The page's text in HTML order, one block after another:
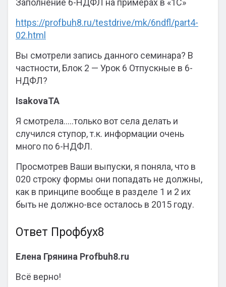
Заполнение 6-НДФЛ на примерах в «1С»
https://profbuh8.ru/testdrive/mk/6ndfl/part4-
02.html
Вы смотрели запись данного семинара? В
частности, Блок 2 — Урок 6 Отпускные в 6-
НДФЛ?
IsakovaTA
Я смотрела…..только вот села делать и
случился ступор, т.к. информации очень
много по 6-НДФЛ.
Просмотрев Ваши выпуски, я поняла, что в
020 строку формы они попадать не должны,
как в принципе вообще в разделе 1 и 2 их
быть не должно-все осталось в 2015 году.
Ответ Профбух8
Елена Грянина Profbuh8.ru
Всё верно!